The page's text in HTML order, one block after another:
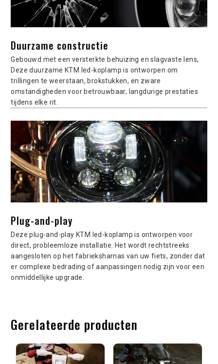
Duurzame constructie
Gebouwd met een versterkte behuizing en slagvaste lens,
Deze duurzame KTM led-koplamp is ontworpen om
trillingen te weerstaan, brokstukken, en zware
omstandigheden voor betrouwbaar, langdurige prestaties
tijdens elke rit.
Plug-and-play
Deze plug-and-play KTM led-koplamp is ontworpen voor
direct, probleemloze installatie. Het wordt rechtstreeks
aangesloten op het fabrieksharnas van uw fiets, zonder dat
er complexe bedrading of aanpassingen nodig zijn voor een
onmiddellijke upgrade.
Gerelateerde producten